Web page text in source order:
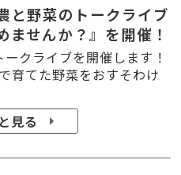
と野菜のトークライブ
ませんか？』を開催！
クライブを開催します！
育てた野菜をおすそわけ
見る